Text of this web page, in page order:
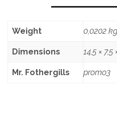
Weight 0,0202 kg
Dimensions 14,5 × 7,5
Mr. Fothergills promo3